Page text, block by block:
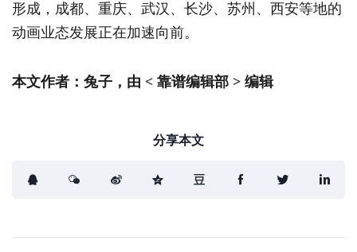
形成，成都、重庆、武汉、长沙、苏州、西安等地的
动画业态发展正在加速向前。
本文作者：兔子，由 < 靠谱编辑部 > 编辑
分享本文